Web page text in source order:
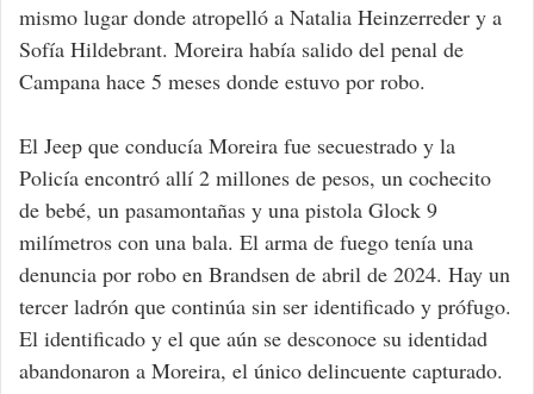
mismo lugar donde atropelló a Natalia Heinzerreder y a
Sofía Hildebrant. Moreira había salido del penal de
Campana hace 5 meses donde estuvo por robo.
El Jeep que conducía Moreira fue secuestrado y la
Policía encontró allí 2 millones de pesos, un cochecito
de bebé, un pasamontañas y una pistola Glock 9
milímetros con una bala. El arma de fuego tenía una
denuncia por robo en Brandsen de abril de 2024. Hay un
tercer ladrón que continúa sin ser identificado y prófugo.
El identificado y el que aún se desconoce su identidad
abandonaron a Moreira, el único delincuente capturado.